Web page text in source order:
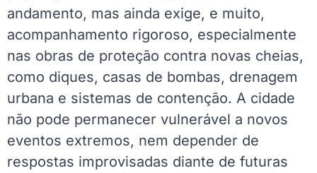
andamento, mas ainda exige, e muito,
acompanhamento rigoroso, especialmente
nas obras de proteção contra novas cheias,
como diques, casas de bombas, drenagem
urbana e sistemas de contenção. A cidade
não pode permanecer vulnerável a novos
eventos extremos, nem depender de
respostas improvisadas diante de futuras